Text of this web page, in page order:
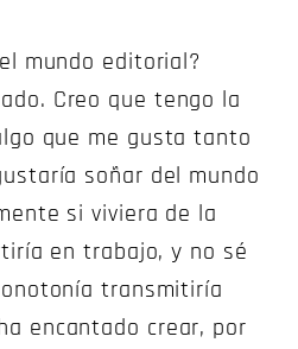
mundo editorial?
Creo que tengo la
que me gusta tanto
soñar del mundo
si viviera de la
en trabajo, y no sé
transmitiría
encantado crear, por